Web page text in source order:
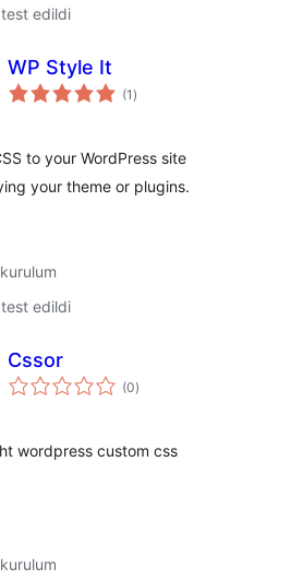
edildi
WP Style It
(1 toplam
puan
)
to your WordPress site
your theme or plugins.
edildi
Cssor
(0toplam
puan
)
wordpress custom css